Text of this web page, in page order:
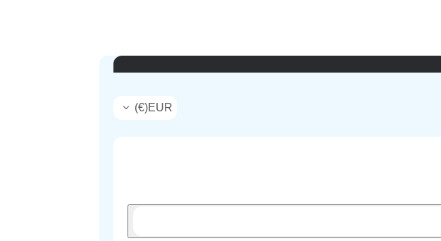
EUR
(
€
)